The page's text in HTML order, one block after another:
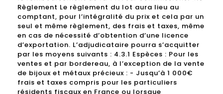
Règlement Le règlement du lot aura lieu au
comptant, pour l’intégralité du prix et cela par un
seul et même règlement, des frais et taxes, même
en cas de nécessité d’obtention d’une licence
d’exportation. L’adjudicataire pourra s’acquitter
par les moyens suivants : 4.3.1 Espèces : Pour les
ventes et par bordereau, à l’exception de la vente
de bijoux et métaux précieux : - Jusqu’à 1 000€
frais et taxes compris pour les particuliers
résidents fiscaux en France ou lorsque